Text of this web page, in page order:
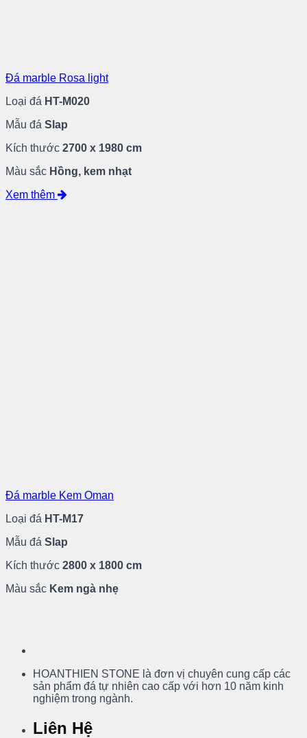
Đá marble Rosa light
Loại đá HT-M020
Mẫu đá Slap
Kích thước 2700 x 1980 cm
Màu sắc Hồng, kem nhạt
Xem thêm
Đá marble Kem Oman
Loại đá HT-M17
Mẫu đá Slap
Kích thước 2800 x 1800 cm
Màu sắc Kem ngà nhẹ
HOANTHIEN STONE là đơn vị chuyên cung cấp các
sản phẩm đá tự nhiên cao cấp với hơn 10 năm kinh
nghiệm trong ngành.
Liên Hệ